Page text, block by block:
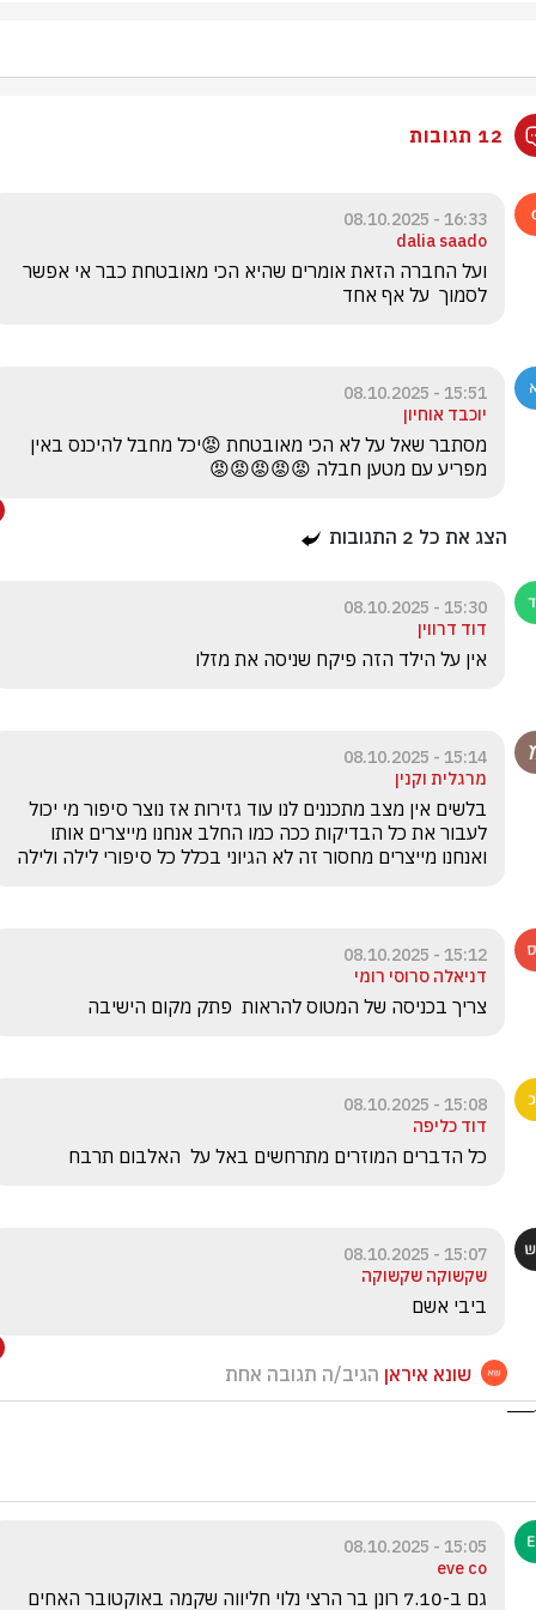
12 תגובות
16:33 - 08.10.2025
dalia saado
לסמוך  על אף אחד
15:51 - 08.10.2025
יוכבד אוחיון
מפריע עם מטען חבלה 😡😡😡😡😡
הצג את כל 2 התגובות
15:30 - 08.10.2025
דוד דרווין
אין על הילד הזה פיקח שניסה את מזלו
15:14 - 08.10.2025
מרגלית וקנין
ואנחנו מייצרים מחסור זה לא הגיוני בכלל כל סיפורי לילה ולילה
15:12 - 08.10.2025
דניאלה סרוסי רומי
צריך בכניסה של המטוס להראות  פתק מקום הישיבה
15:08 - 08.10.2025
דוד כליפה
כל הדברים המוזרים מתרחשים באל על  האלבום תרבח
15:07 - 08.10.2025
שקשוקה שקשוקה
ביבי אשם
שונא איראן הגיב/ה תגובה אחת
15:05 - 08.10.2025
eve co